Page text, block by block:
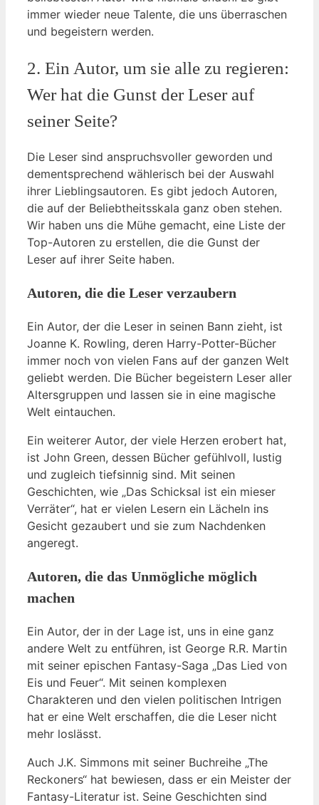
immer wieder neue Talente, die uns überraschen
und begeistern werden.
2. Ein Autor, um sie alle zu regieren:
Wer hat die Gunst der Leser auf
seiner Seite?
Die Leser sind anspruchsvoller geworden und
dementsprechend wählerisch bei der Auswahl
ihrer Lieblingsautoren. Es gibt jedoch Autoren,
die auf der Beliebtheitsskala ganz oben stehen.
Wir haben uns die Mühe gemacht, eine Liste der
Top-Autoren zu erstellen, die die Gunst der
Leser auf ihrer Seite haben.
Autoren, die die Leser verzaubern
Ein Autor, der die Leser in seinen Bann zieht, ist
Joanne K. Rowling, deren Harry-Potter-Bücher
immer noch von vielen Fans auf der ganzen Welt
geliebt werden. Die Bücher begeistern Leser aller
Altersgruppen und lassen sie in eine magische
Welt eintauchen.
Ein weiterer Autor, der viele Herzen erobert hat,
ist John Green, dessen Bücher gefühlvoll, lustig
und zugleich tiefsinnig sind. Mit seinen
Geschichten, wie „Das Schicksal ist ein mieser
Verräter“, hat er vielen Lesern ein Lächeln ins
Gesicht gezaubert und sie zum Nachdenken
angeregt.
Autoren, die das Unmögliche möglich
machen
Ein Autor, der in der Lage ist, uns in eine ganz
andere Welt zu entführen, ist George R.R. Martin
mit seiner epischen Fantasy-Saga „Das Lied von
Eis und Feuer“. Mit seinen komplexen
Charakteren und den vielen politischen Intrigen
hat er eine Welt erschaffen, die die Leser nicht
mehr loslässt.
Auch J.K. Simmons mit seiner Buchreihe „The
Reckoners“ hat bewiesen, dass er ein Meister der
Fantasy-Literatur ist. Seine Geschichten sind